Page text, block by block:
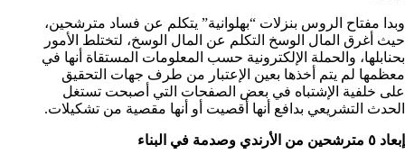
وبدا مفتاح الروس بنزلات “بهلوانية” يتكلم عن فساد مترشحين،
حيث أغرق المال الوسخ التكلم عن المال الوسخ، لتختلط الأمور
بحنابلها، والحملة الإلكترونية حسب المعلومات المستقاة أنها في
معظمها لم يتم أخذها بعين الإعتبار من طرف جهات التحقيق
على خلفية الإشتباه في بعض الصفحات التي أصبحت تستغل
الحدث التشريعي بدافع أنها أقصيت أو أنها مقصية من تشكيلات.
إبعاد ٥ مترشحين من الأرندي وصدمة في البناء